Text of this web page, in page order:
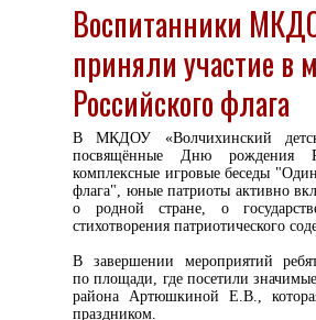
Воспитанники
приняли участие
Российского флага
В МКДОУ «Волчихинский
посвящённые Дню рождения
комплексные игровые беседы
флага", юные патриоты активно
о родной стране, о
стихотворения патриотического
В завершении мероприятий
по площади, где посетили
района Артюшкиной Е.В.,
праздником.